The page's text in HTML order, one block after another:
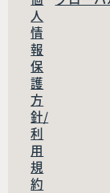
人
情
報
保
護
方
針/
利
用
規
約